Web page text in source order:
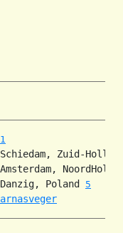
1
Zuid-
Poland
5